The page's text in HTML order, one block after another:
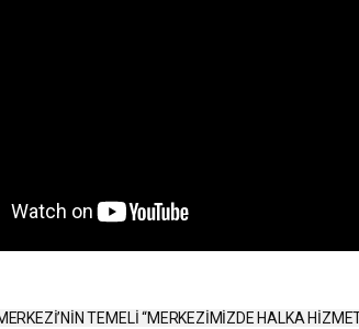
TEMELİ “MERKEZİMİZDE HALKA